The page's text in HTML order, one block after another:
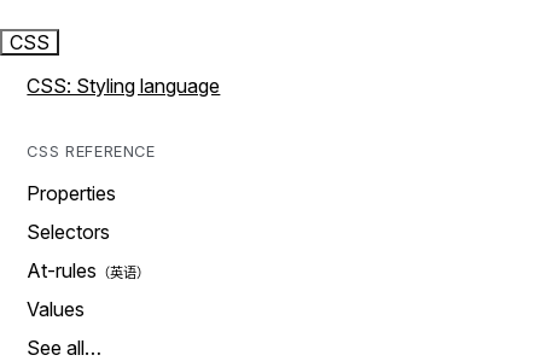
CSS
CSS: Styling language
CSS REFERENCE
Properties
Selectors
At-rules
Values
See all…